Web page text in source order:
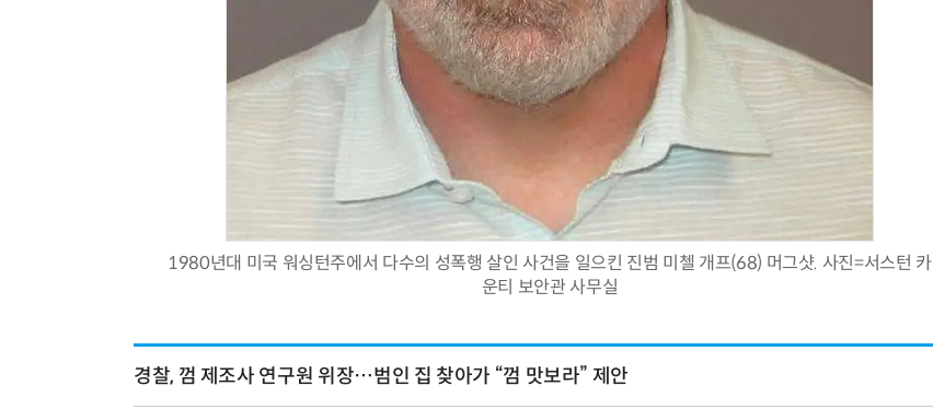
1980년대 미국 워싱턴주에서 다수의 성폭행 살인 사건을 일으킨 진범 미첼 개프(68) 머그샷. 사진=서스턴 카
운티 보안관 사무실
경찰, 껌 제조사 연구원 위장…범인 집 찾아가 “껌 맛보라” 제안